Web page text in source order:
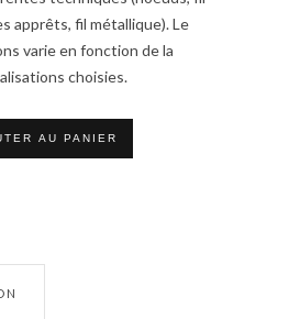
apprêts, fil métallique). Le
varie en fonction de la
choisies.
AU PANIER